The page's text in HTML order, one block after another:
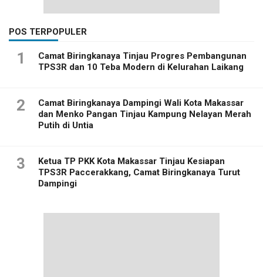
POS TERPOPULER
1
Camat Biringkanaya Tinjau Progres Pembangunan
TPS3R dan 10 Teba Modern di Kelurahan Laikang
2
Camat Biringkanaya Dampingi Wali Kota Makassar
dan Menko Pangan Tinjau Kampung Nelayan Merah
Putih di Untia
3
Ketua TP PKK Kota Makassar Tinjau Kesiapan
TPS3R Paccerakkang, Camat Biringkanaya Turut
Dampingi